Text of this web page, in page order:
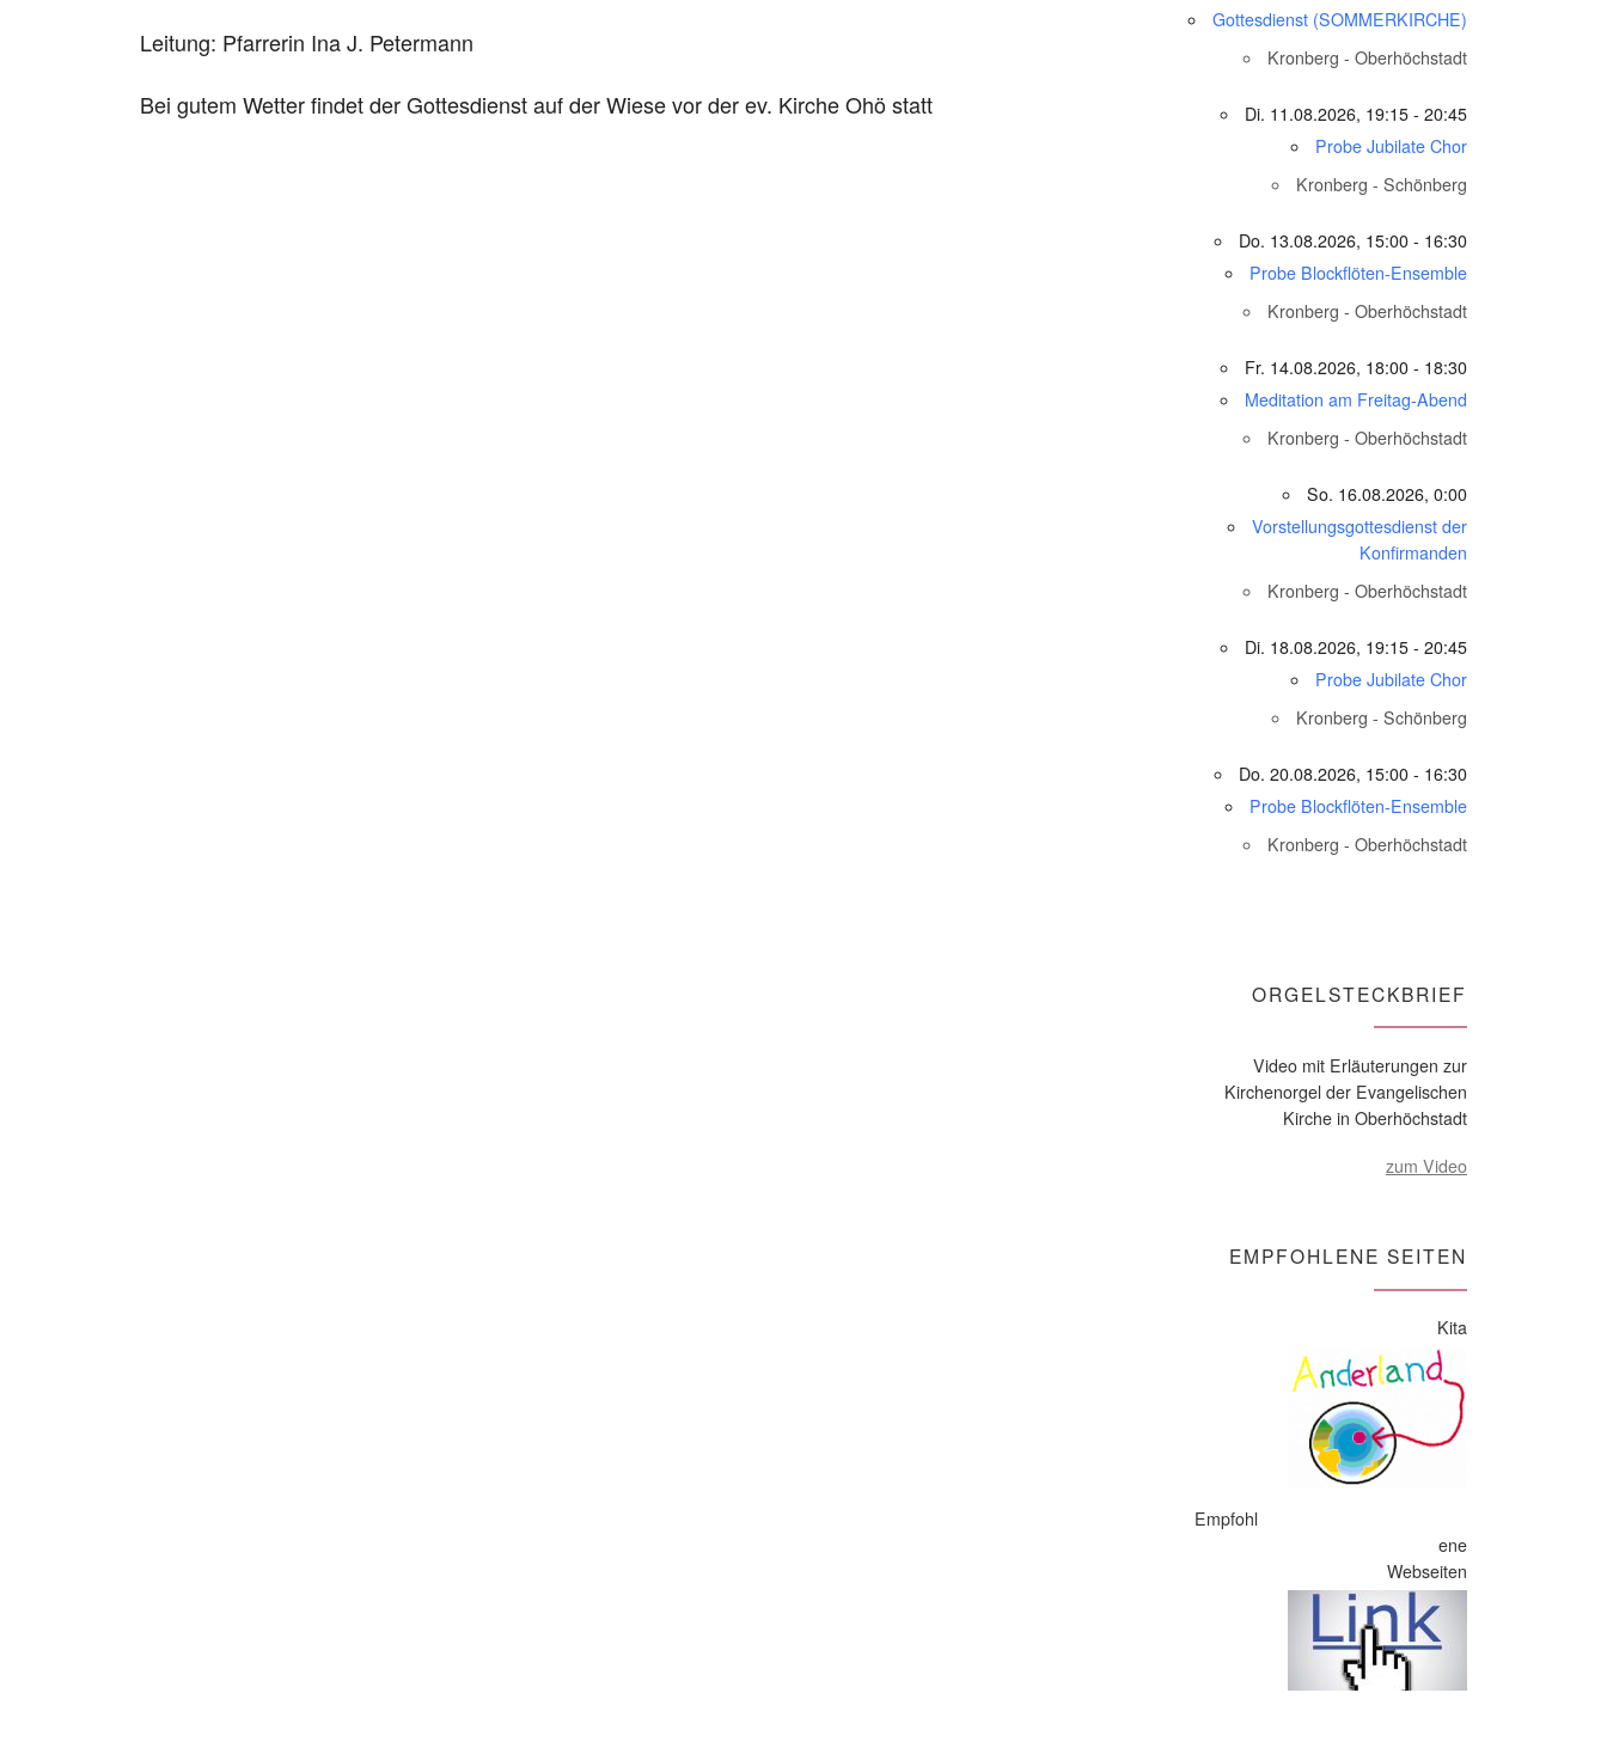
Leitung: Pfarrerin Ina J. Petermann
Bei gutem Wetter findet der Gottesdienst auf der Wiese vor der ev. Kirche Ohö statt
Gottesdienst (SOMMERKIRCHE)
Kronberg - Oberhöchstadt
Di. 11.08.2026, 19:15 - 20:45
Probe Jubilate Chor
Kronberg - Schönberg
Do. 13.08.2026, 15:00 - 16:30
Probe Blockflöten-Ensemble
Kronberg - Oberhöchstadt
Fr. 14.08.2026, 18:00 - 18:30
Meditation am Freitag-Abend
Kronberg - Oberhöchstadt
So. 16.08.2026, 0:00
Vorstellungsgottesdienst der
Konfirmanden
Kronberg - Oberhöchstadt
Di. 18.08.2026, 19:15 - 20:45
Probe Jubilate Chor
Kronberg - Schönberg
Do. 20.08.2026, 15:00 - 16:30
Probe Blockflöten-Ensemble
Kronberg - Oberhöchstadt
ORGELSTECKBRIEF
Video mit Erläuterungen zur
Kirchenorgel der Evangelischen
Kirche in Oberhöchstadt
zum Video
EMPFOHLENE SEITEN
Kita
Empfohl
ene
Webseiten